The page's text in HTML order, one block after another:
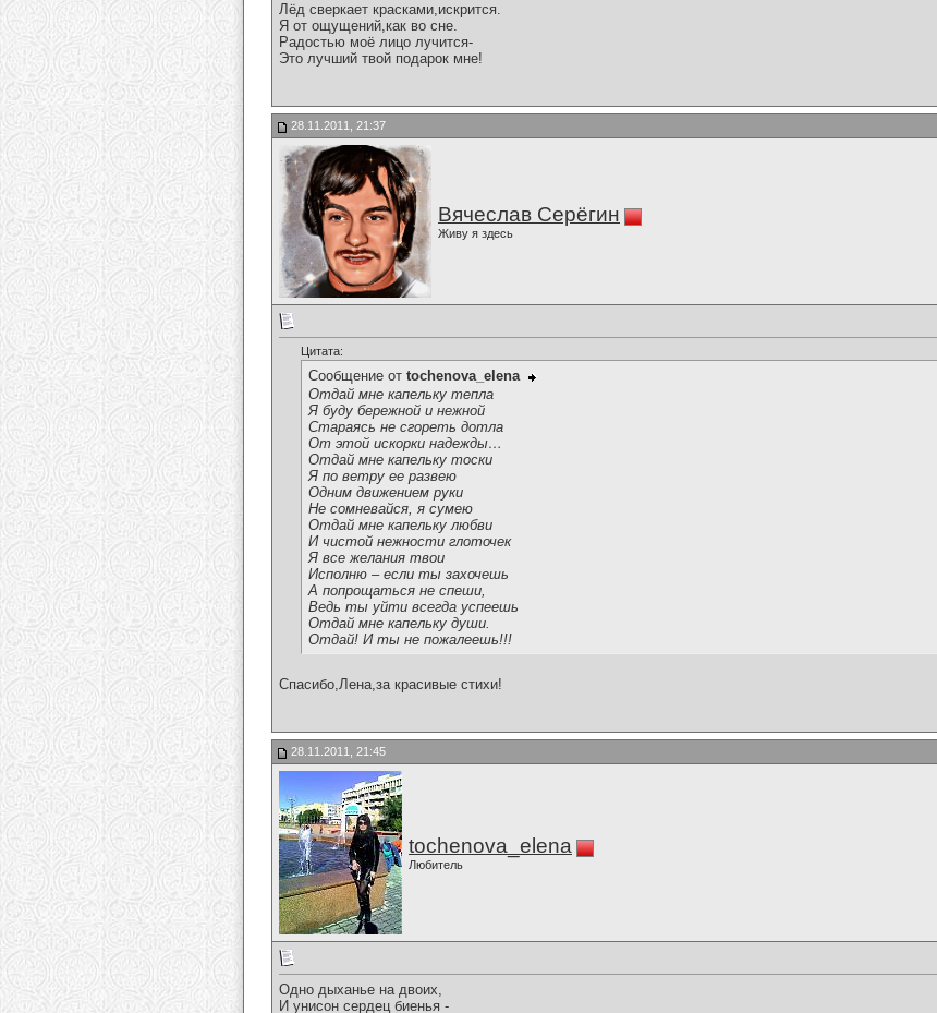
Лёд сверкает красками,искрится.
Я от ощущений,как во сне.
Радостью моё лицо лучится-
Это лучший твой подарок мне!
28.11.2011, 21:37
Вячеслав Серёгин
Живу я здесь
Цитата:
Сообщение от tochenova_elena
Отдай мне капельку тепла
Я буду бережной и нежной
Стараясь не сгореть дотла
От этой искорки надежды…
Отдай мне капельку тоски
Я по ветру ее развею
Одним движением руки
Не сомневайся, я сумею
Отдай мне капельку любви
И чистой нежности глоточек
Я все желания твои
Исполню – если ты захочешь
А попрощаться не спеши,
Ведь ты уйти всегда успеешь
Отдай мне капельку души.
Отдай! И ты не пожалеешь!!!
Спасибо,Лена,за красивые стихи!
28.11.2011, 21:45
tochenova_elena
Любитель
Одно дыханье на двоих,
И унисон сердец биенья -